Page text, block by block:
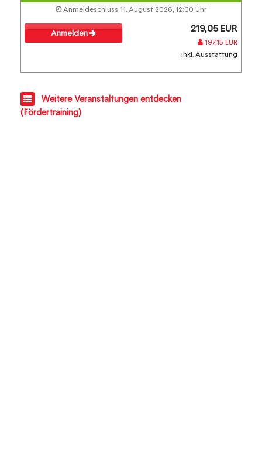
Anmeldeschluss 11. August 2026, 12:00 Uhr
Anmelden 219,05 EUR
197,15 EUR
inkl. Ausstattung
Weitere Veranstaltungen entdecken
(Fördertraining)